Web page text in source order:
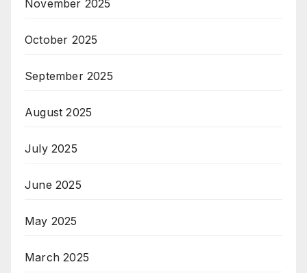
November 2025
October 2025
September 2025
August 2025
July 2025
June 2025
May 2025
March 2025